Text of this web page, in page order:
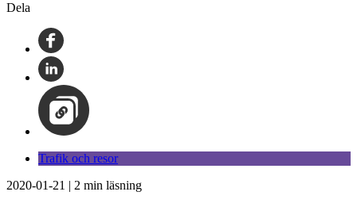
Dela
Trafik och resor
2020-01-21 | 2 min läsning